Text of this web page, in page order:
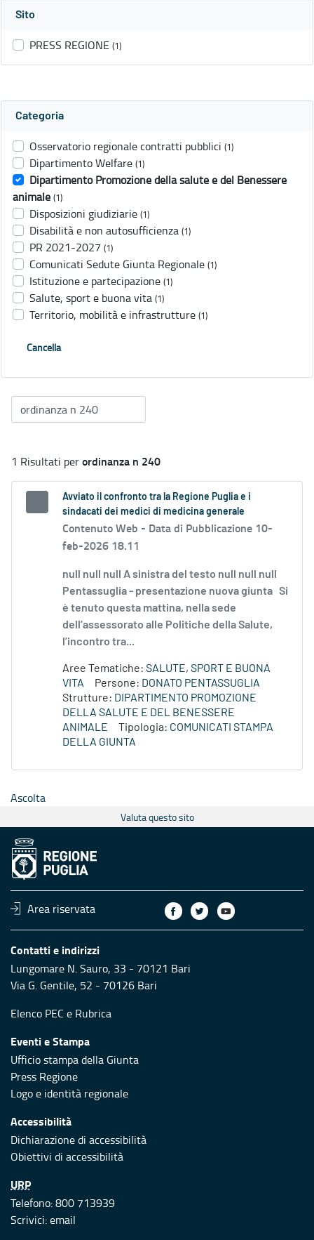
Sito
PRESS REGIONE (1)
Categoria
Osservatorio regionale contratti pubblici (1)
Dipartimento Welfare (1)
Dipartimento Promozione della salute e del Benessere
animale (1)
Disposizioni giudiziarie (1)
Disabilità e non autosufficienza (1)
PR 2021-2027 (1)
Comunicati Sedute Giunta Regionale (1)
Istituzione e partecipazione (1)
Salute, sport e buona vita (1)
Territorio, mobilità e infrastrutture (1)
Cancella
1 Risultati perordinanza n 240
Avviato il confronto tra la Regione Puglia e i
sindacati dei medici di medicina generale
Contenuto Web - Data di Pubblicazione 10-
feb-2026 18.11
null null null A sinistra del testo null null null
Pentassuglia - presentazione nuova giunta Si
è tenuto questa mattina, nella sede
dell’assessorato alle Politiche della Salute,
l’incontro tra...
Aree Tematiche: SALUTE, SPORT E BUONA
VITA
Persone: DONATO PENTASSUGLIA
Strutture: DIPARTIMENTO PROMOZIONE
DELLA SALUTE E DEL BENESSERE
ANIMALE
Tipologia: COMUNICATI STAMPA
DELLA GIUNTA
Ascolta
Valuta questo sito
Area riservata
Contatti e indirizzi
Lungomare N. Sauro, 33 - 70121 Bari
Via G. Gentile, 52 - 70126 Bari
Elenco PEC e Rubrica
Eventi e Stampa
Ufficio stampa della Giunta
Press Regione
Logo e identità regionale
Accessibilità
Dichiarazione di accessibilità
Obiettivi di accessibilità
URP
Telefono: 800 713939
Scrivici:email